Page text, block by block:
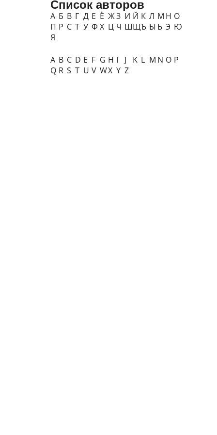
Список авторов
А Б В Г Д Е Ё ЖЗ И Й К Л М Н О
П Р С Т У Ф Х Ц Ч ШЩЪ Ы Ь Э Ю
Я
A B C D E F G H I J K L M N O P
Q R S T U V WX Y Z